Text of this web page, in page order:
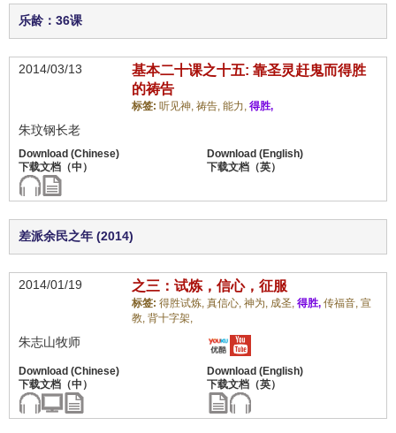
乐龄：36课
2014/03/13
基本二十课之十五: 靠圣灵赶鬼而得胜
的祷告
标签: 听见神, 祷告, 能力, 得胜,
朱玟钢长老
差派余民之年 (2014)
2014/01/19 之三：试炼，信心，征服
标签: 得胜试炼, 真信心, 神为, 成圣, 得胜, 传福音, 宣
教, 背十字架,
朱志山牧师